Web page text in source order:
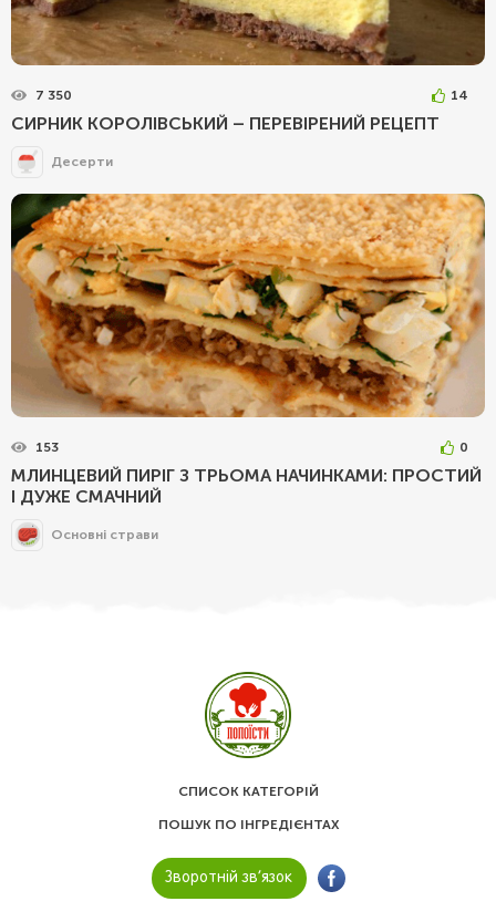
7 350 14
CИРНИК КОРОЛІВСЬКИЙ – ПЕРЕВІРЕНИЙ РЕЦЕПТ
Десерти
153 0
МЛИНЦЕВИЙ ПИРІГ З ТРЬОМА НАЧИНКАМИ: ПРОСТИЙ
І ДУЖЕ СМАЧНИЙ
Основні страви
СПИСОК КАТЕГОРІЙ
ПОШУК ПО ІНГРЕДІЄНТАХ
Зворотній зв’язок